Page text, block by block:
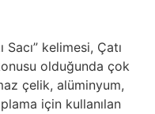
Sacı” kelimesi, Çatı
olduğunda çok
çelik, alüminyum,
için kullanılan